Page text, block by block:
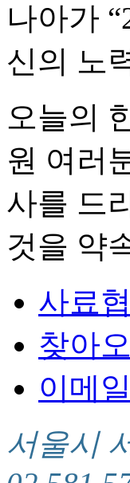
나아가
신의 노
오늘의
원 여러
사를 드
것을 약
사료
찾아
이메
서울시